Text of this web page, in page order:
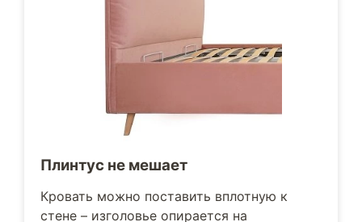
Плинтус не мешает
Кровать можно поставить вплотную к
стене – изголовье опирается на